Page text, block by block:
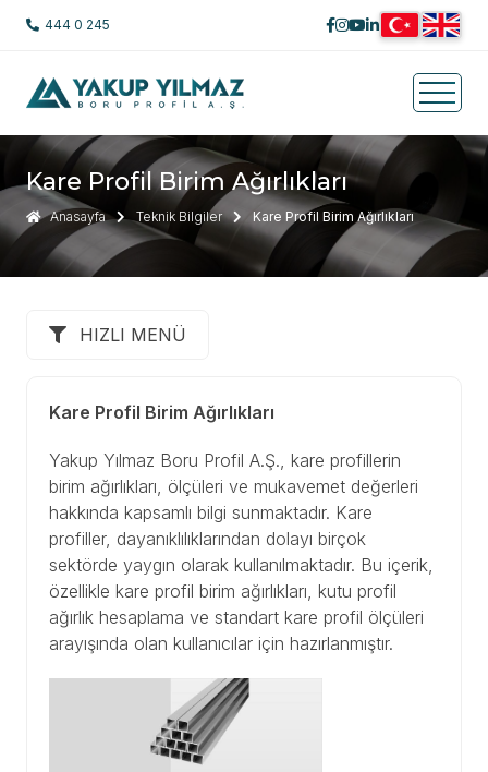
444 0 245
Kare Profil Birim Ağırlıkları
Anasayfa Teknik Bilgiler Kare Profil Birim Ağırlıkları
HIZLI MENÜ
Kare Profil Birim Ağırlıkları
Yakup Yılmaz Boru Profil A.Ş., kare profillerin
birim ağırlıkları, ölçüleri ve mukavemet değerleri
hakkında kapsamlı bilgi sunmaktadır. Kare
profiller, dayanıklılıklarından dolayı birçok
sektörde yaygın olarak kullanılmaktadır. Bu içerik,
özellikle kare profil birim ağırlıkları, kutu profil
ağırlık hesaplama ve standart kare profil ölçüleri
arayışında olan kullanıcılar için hazırlanmıştır.